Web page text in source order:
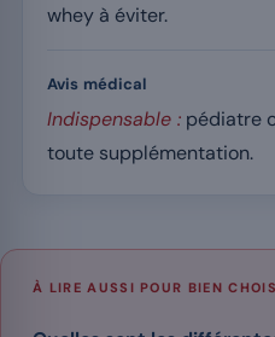
whey à éviter.
Avis médical
Indispensable : pédiatre
toute supplémentation.
À LIRE AUSSI POUR BIEN